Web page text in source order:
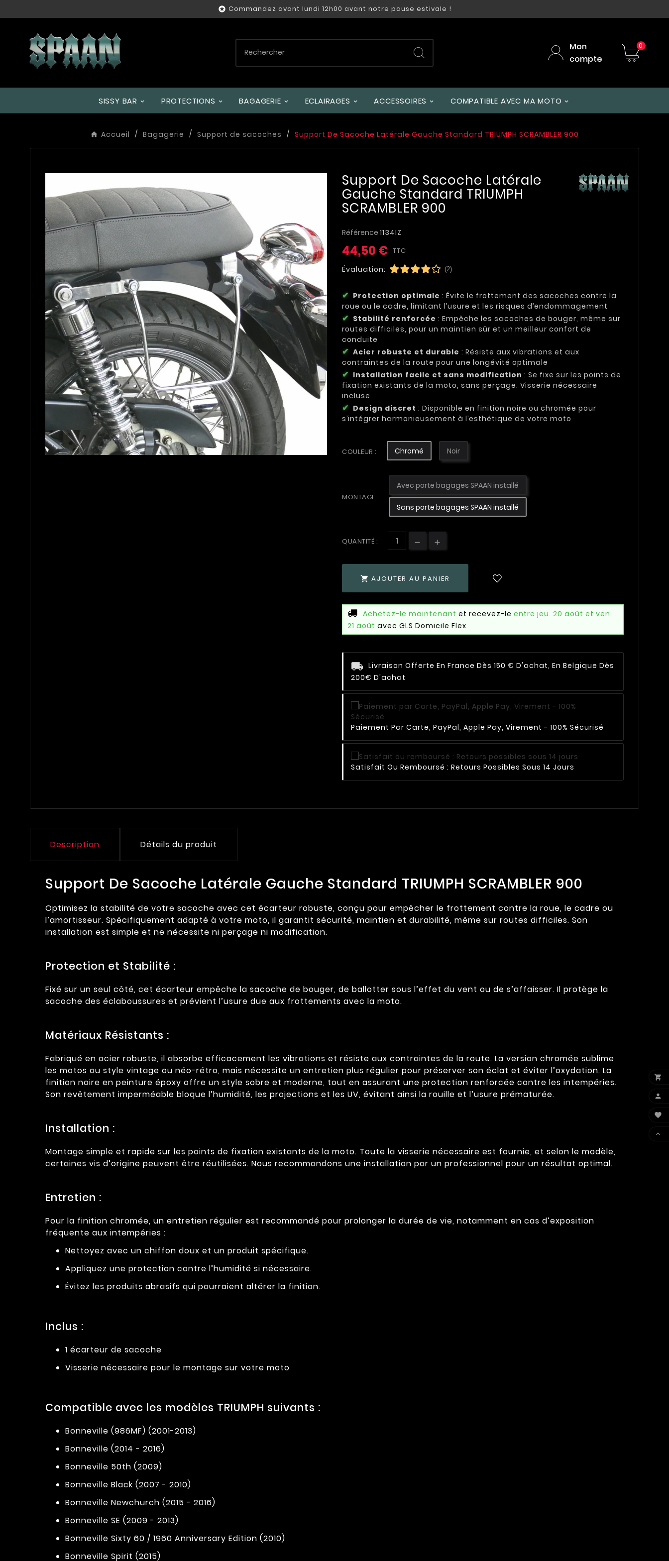
 Commandez avant lundi 12h00 avant notre pause estivale !
Mon
compte
0
SISSY BAR PROTECTIONS BAGAGERIE ECLAIRAGES ACCESSOIRES COMPATIBLE AVEC MA MOTO
Accueil Bagagerie Support de sacoches Support De Sacoche Latérale Gauche Standard TRIUMPH SCRAMBLER 900
Support De Sacoche Latérale
Gauche Standard TRIUMPH
SCRAMBLER 900
Référence 1134IZ
44,50 € TTC
Évaluation: (2)
Protection optimale : Évite le frottement des sacoches contre la
roue ou le cadre, limitant l’usure et les risques d’endommagement
Stabilité renforcée : Empêche les sacoches de bouger, même sur
routes difficiles, pour un maintien sûr et un meilleur confort de
conduite
Acier robuste et durable : Résiste aux vibrations et aux
contraintes de la route pour une longévité optimale
Installation facile et sans modification : Se fixe sur les points de
fixation existants de la moto, sans perçage. Visserie nécessaire
incluse
Design discret : Disponible en finition noire ou chromée pour
s’intégrer harmonieusement à l’esthétique de votre moto
COULEUR : Chromé Noir
MONTAGE :
Avec porte bagages SPAAN installé
Sans porte bagages SPAAN installé
QUANTITÉ :
 AJOUTER AU PANIER
Achetez-le maintenant et recevez-le entre jeu. 20 août et ven.
21 août avec GLS Domicile Flex
Livraison Offerte En France Dès 150 € D'achat, En Belgique Dès
200€ D'achat
Paiement Par Carte, PayPal, Apple Pay, Virement - 100% Sécurisé
Satisfait Ou Remboursé : Retours Possibles Sous 14 Jours
Description Détails du produit
Support De Sacoche Latérale Gauche Standard TRIUMPH SCRAMBLER 900
Optimisez la stabilité de votre sacoche avec cet écarteur robuste, conçu pour empêcher le frottement contre la roue, le cadre ou
l’amortisseur. Spécifiquement adapté à votre moto, il garantit sécurité, maintien et durabilité, même sur routes difficiles. Son
installation est simple et ne nécessite ni perçage ni modification.
Protection et Stabilité :
Fixé sur un seul côté, cet écarteur empêche la sacoche de bouger, de ballotter sous l’effet du vent ou de s’affaisser. Il protège la
sacoche des éclaboussures et prévient l’usure due aux frottements avec la moto.
Matériaux Résistants :
Fabriqué en acier robuste, il absorbe efficacement les vibrations et résiste aux contraintes de la route. La version chromée sublime
les motos au style vintage ou néo-rétro, mais nécessite un entretien plus régulier pour préserver son éclat et éviter l’oxydation. La
finition noire en peinture époxy offre un style sobre et moderne, tout en assurant une protection renforcée contre les intempéries.
Son revêtement imperméable bloque l’humidité, les projections et les UV, évitant ainsi la rouille et l’usure prématurée.
Installation :
Montage simple et rapide sur les points de fixation existants de la moto. Toute la visserie nécessaire est fournie, et selon le modèle,
certaines vis d’origine peuvent être réutilisées. Nous recommandons une installation par un professionnel pour un résultat optimal.
Entretien :
Pour la finition chromée, un entretien régulier est recommandé pour prolonger la durée de vie, notamment en cas d’exposition
fréquente aux intempéries :
Nettoyez avec un chiffon doux et un produit spécifique.
Appliquez une protection contre l’humidité si nécessaire.
Évitez les produits abrasifs qui pourraient altérer la finition.
Inclus :
1 écarteur de sacoche
Visserie nécessaire pour le montage sur votre moto
Compatible avec les modèles TRIUMPH suivants :
Bonneville (986MF) (2001-2013)
Bonneville (2014 - 2016)
Bonneville 50th (2009)
Bonneville Black (2007 - 2010)
Bonneville Newchurch (2015 - 2016)
Bonneville SE (2009 - 2013)
Bonneville Sixty 60 / 1960 Anniversary Edition (2010)
Bonneville Spirit (2015)



